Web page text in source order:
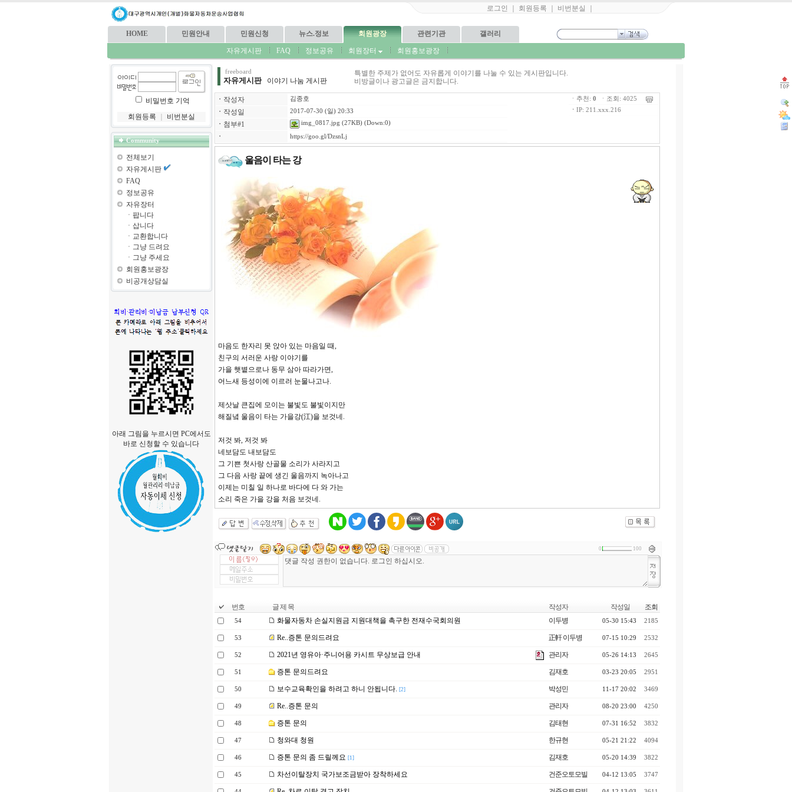
로그인 회원등록 비번분실
HOME 민원안내 민원신청 뉴스.정보 회원광장 관련기관 갤러리
자유게시판 FAQ 정보공유 회원장터 회원홍보광장
비밀번호 기억
회원등록
비번분실
Community
전체보기
자유게시판
FAQ
정보공유
자유장터
ㆍ 팝니다
ㆍ 삽니다
ㆍ 교환합니다
ㆍ 그냥 드려요
ㆍ 그냥 주세요
회원홍보광장
비공개상담실
아래 그림을 누르시면 PC에서도
바로 신청할 수 있습니다
freeboard
자유게시판이야기 나눔 게시판
특별한 주제가 없어도 자유롭게 이야기를 나눌 수 있는 게시판입니다.
비방글이나 광고글은 금지합니다.
ㆍ 작성자 김종호
ㆍ 작성일 2017-07-30 (일) 20:33
ㆍ 첨부#1 img_0817.jpg (27KB) (Down:0)
ㆍ https://goo.gl/DzsnLj
ㆍ추천: 0 ㆍ조회: 4025
ㆍ IP: 211.xxx.216
울음이 타는 강
마음도 한자리 못 앉아 있는 마음일 때,
친구의 서러운 사랑 이야기를
가을 햇볕으로나 동무 삼아 따라가면,
어느새 등성이에 이르러 눈물나고나.
제삿날 큰집에 모이는 불빛도 불빛이지만
해질녘 울음이 타는 가을강(江)을 보것네.
저것 봐, 저것 봐
네보담도 내보담도
그 기쁜 첫사랑 산골물 소리가 사라지고
그 다음 사랑 끝에 생긴 울음까지 녹아나고
이제는 미칠 일 하나로 바다에 다 와 가는
소리 죽은 가을 강을 처음 보것네.
0 100
번호 글 제 목 작성자 작성일 조회
54 화물자동차 손실지원금 지원대책을 촉구한 전재수국회의원 이두병 05-30 15:43 2185
53 Re..증톤 문의드려요 正軒 이두병 07-15 10:29 2532
52 2021년 영유아·주니어용 카시트 무상보급 안내 관리자 05-26 14:13 2645
51 증톤 문의드려요 김재호 03-23 20:05 2951
50 보수교육확인을 하려고 하니 안됩니다. [2] 박성민 11-17 20:02 3469
49 Re..증톤 문의 관리자 08-20 23:00 4250
48 증톤 문의 김태현 07-31 16:52 3832
47 청와대 청원 한규현 05-21 21:22 4094
46 증톤 문의 좀 드릴께요 [1] 김재호 05-20 14:39 3822
45 차선이탈장치 국가보조금받아 장착하세요 건준오토모빌 04-12 13:05 3747